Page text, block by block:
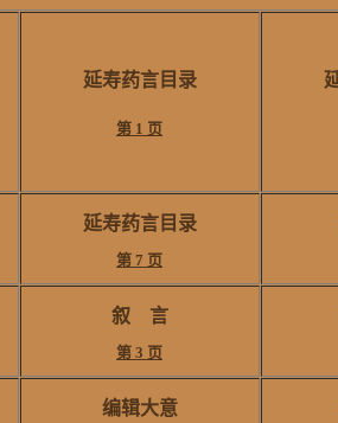
延寿药言目录
第 1 页
延寿药言目录
第 7 页
叙 言
第 3 页
编辑大意